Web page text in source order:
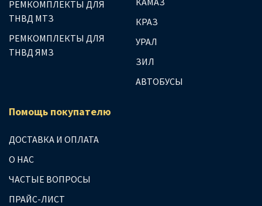
РЕМКОМПЛЕКТЫ ДЛЯ
ТНВД МТЗ
РЕМКОМПЛЕКТЫ ДЛЯ
ТНВД ЯМЗ
КРАЗ
УРАЛ
ЗИЛ
АВТОБУСЫ
Помощь покупателю
ДОСТАВКА И ОПЛАТА
О НАС
ЧАСТЫЕ ВОПРОСЫ
ПРАЙС-ЛИСТ